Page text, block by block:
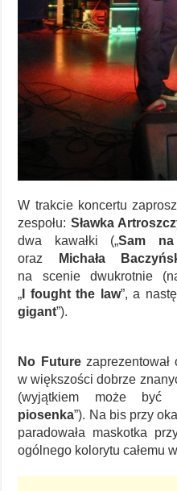
W trakcie koncertu
zespołu: Sławka
dwa kawałki („Sam
oraz
Michała
na scenie dwukrotnie
„ I fought the law”, a
gigant”).
No Futurezaprezentował
w większości dobrze
(wyjątkiem może być
piosenka”). Na bis przy
paradowała maskotka
ogólnego kolorytu całemu